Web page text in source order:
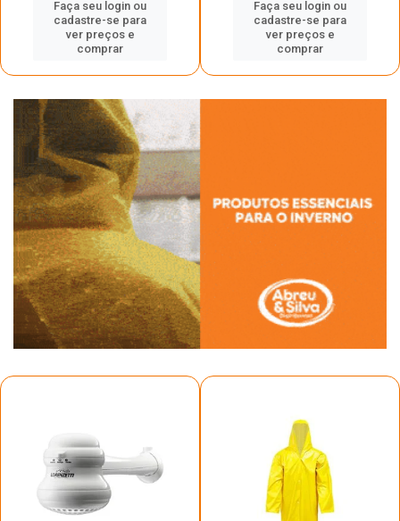
Faça seu login ou
cadastre-se para
ver preços e
comprar
Faça seu login ou
cadastre-se para
ver preços e
comprar